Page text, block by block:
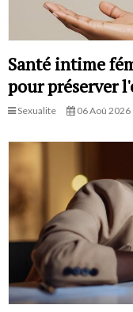
Santé intime
pour préserver
Sexualite 06 Aoû 2026